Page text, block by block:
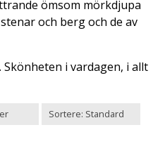
ömsom mörkdjupa
och berg och de av
i vardagen, i allt